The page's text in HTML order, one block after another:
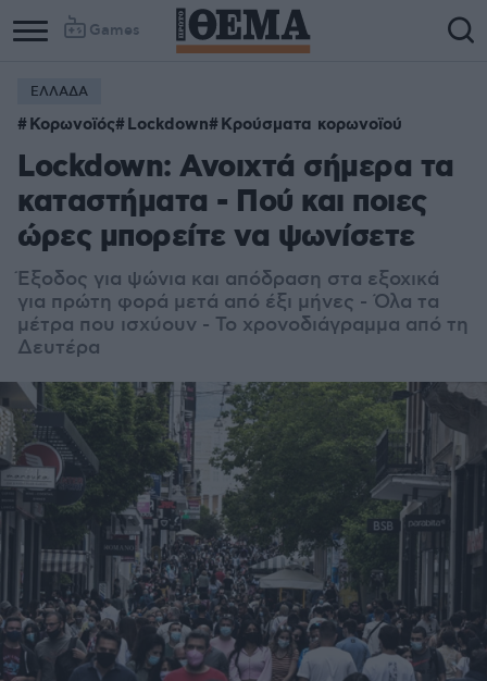
Games
ΕΛΛΑΔΑ
Κορωνοϊός Lockdown Κρούσματα κορωνοϊού
Lockdown: Ανοιχτά σήμερα τα
καταστήματα - Πού και ποιες
ώρες μπορείτε να ψωνίσετε
Έξοδος για ψώνια και απόδραση στα εξοχικά
για πρώτη φορά μετά από έξι μήνες - Όλα τα
μέτρα που ισχύουν - Το χρονοδιάγραμμα από τη
Δευτέρα